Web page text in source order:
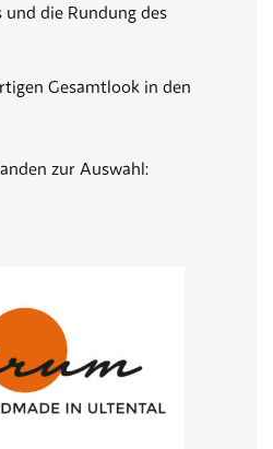
und die Rundung des
Gesamtlook in den
zur Auswahl: